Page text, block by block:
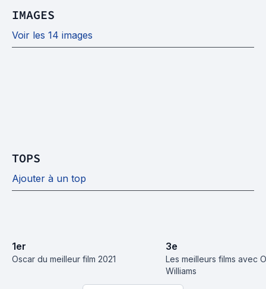
IMAGES
Voir les 14 images
TOPS
Ajouter à un top
1er
Oscar du meilleur film 2021
3e
Les meilleurs films avec
Williams